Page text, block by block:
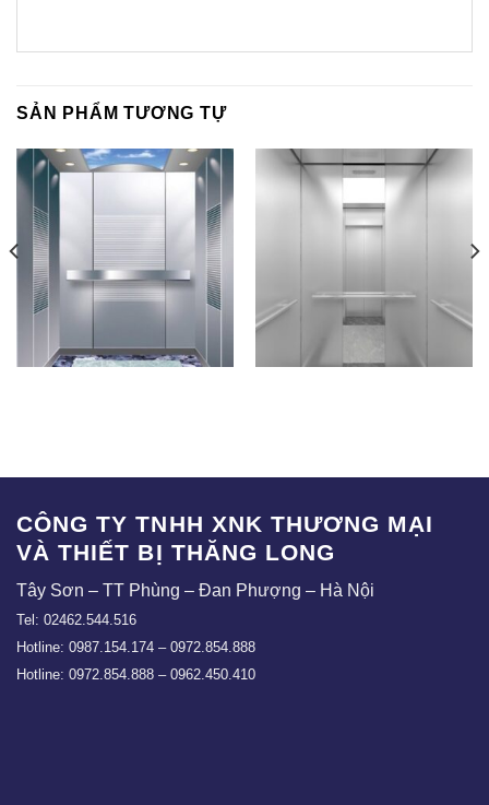
SẢN PHẨM TƯƠNG TỰ
CÔNG TY TNHH XNK THƯƠNG MẠI
VÀ THIẾT BỊ THĂNG LONG
Tây Sơn – TT Phùng – Đan Phượng – Hà Nội
Tel: 02462.544.516
Hotline: 0987.154.174 – 0972.854.888
Hotline: 0972.854.888 – 0962.450.410